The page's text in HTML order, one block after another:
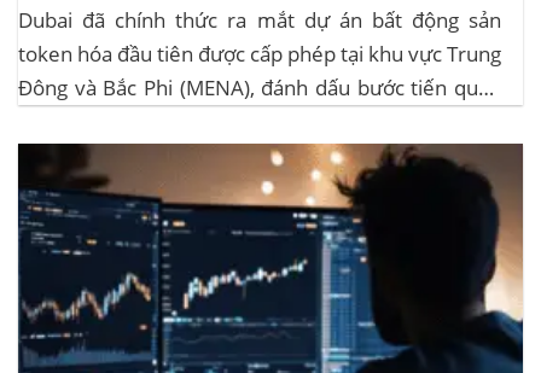
Dubai đã chính thức ra mắt dự án bất động sản
token hóa đầu tiên được cấp phép tại khu vực Trung
Đông và Bắc Phi (MENA), đánh dấu bước tiến quan
vào lĩnh vực bất động sản. Dự án này là...